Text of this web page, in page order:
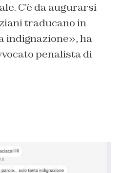
C’è da augurarsi
traducano in
indignazione», ha
penalista di